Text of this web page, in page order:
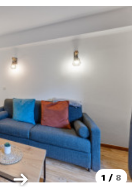
centre station
Bois Méan
hameaux
DES ORRES
ACTIVITÉS
activités
mécaniques VTT
/ DEVIS
1 / 8